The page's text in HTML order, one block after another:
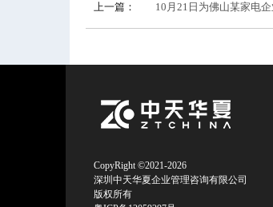
上一篇： 10月21日为佛山某家电
CopyRight ©2021-2026
深圳中天华夏企业管理咨询有限公司
版权所有